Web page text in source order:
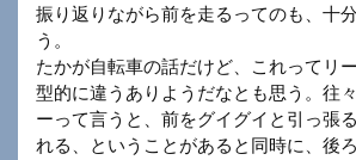
振り返りながら前を走るってのも、十
う。
たかが自転車の話だけど、これってリ
型的に違うありようだなとも思う。往
ーって言うと、前をグイグイと引っ張
れる、ということがあると同時に、後